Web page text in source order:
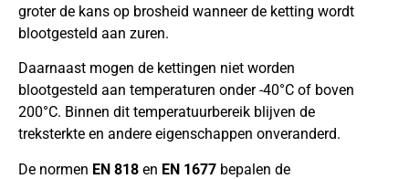
groter de kans op brosheid wanneer de ketting wordt
blootgesteld aan zuren.
Daarnaast mogen de kettingen niet worden
blootgesteld aan temperaturen onder -40°C of boven
200°C. Binnen dit temperatuurbereik blijven de
treksterkte en andere eigenschappen onveranderd.
De normen EN 818 en EN 1677 bepalen de